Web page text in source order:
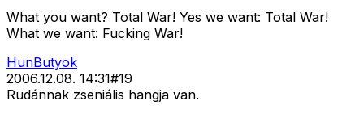
What you want? Total War! Yes we want: Total War!
What we want: Fucking War!
HunButyok
2006.12.08. 14:31#19
Rudánnak zseniális hangja van.